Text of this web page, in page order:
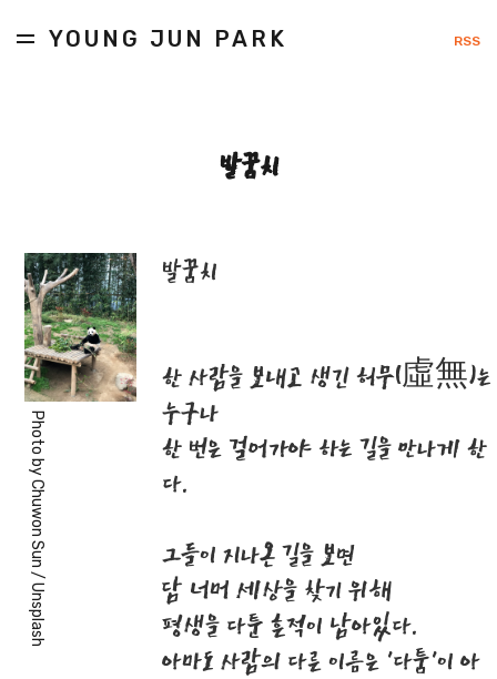
YOUNG JUN PARK RSS
발꿈치
Photo by
Chuwon Sun
/
Unsplash
발꿈치
한 사람을 보내고 생긴 허무(虛無)는
누구나
한 번은 걸어가야 하는 길을 만나게 한
다.
그들이 지나온 길을 보면
담 너머 세상을 찾기 위해
평생을 다툰 흔적이 남아있다.
아마도 사람의 다른 이름은 '다툼'이 아